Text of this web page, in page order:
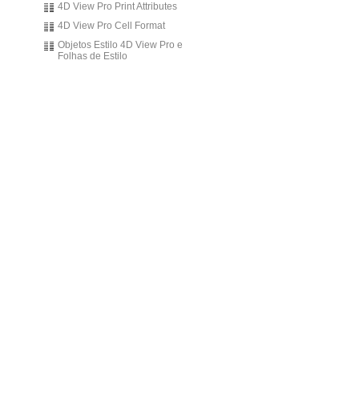
4D View Pro Print Attributes
4D View Pro Cell Format
Objetos Estilo 4D View Pro e
Folhas de Estilo